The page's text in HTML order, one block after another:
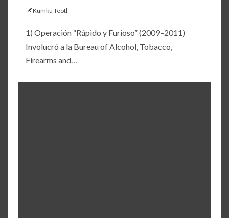
Kumkü Teotl
1) Operación “Rápido y Furioso” (2009–2011)
Involucró a la Bureau of Alcohol, Tobacco,
Firearms and…